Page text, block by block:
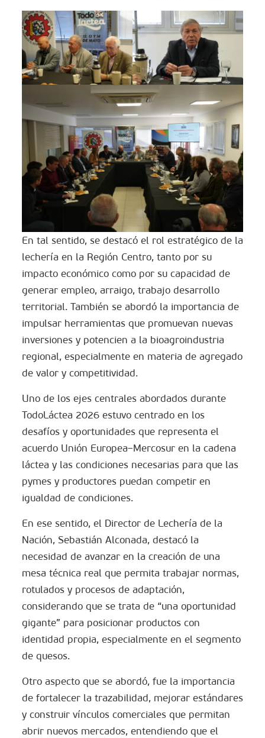
En tal sentido, se destacó el rol estratégico de la
lechería en la Región Centro, tanto por su
impacto económico como por su capacidad de
generar empleo, arraigo, trabajo desarrollo
territorial. También se abordó la importancia de
impulsar herramientas que promuevan nuevas
inversiones y potencien a la bioagroindustria
regional, especialmente en materia de agregado
de valor y competitividad.
Uno de los ejes centrales abordados durante
TodoLáctea 2026 estuvo centrado en los
desafíos y oportunidades que representa el
acuerdo Unión Europea–Mercosur en la cadena
láctea y las condiciones necesarias para que las
pymes y productores puedan competir en
igualdad de condiciones.
En ese sentido, el Director de Lechería de la
Nación, Sebastián Alconada, destacó la
necesidad de avanzar en la creación de una
mesa técnica real que permita trabajar normas,
rotulados y procesos de adaptación,
considerando que se trata de “una oportunidad
gigante” para posicionar productos con
identidad propia, especialmente en el segmento
de quesos.
Otro aspecto que se abordó, fue la importancia
de fortalecer la trazabilidad, mejorar estándares
y construir vínculos comerciales que permitan
abrir nuevos mercados, entendiendo que el